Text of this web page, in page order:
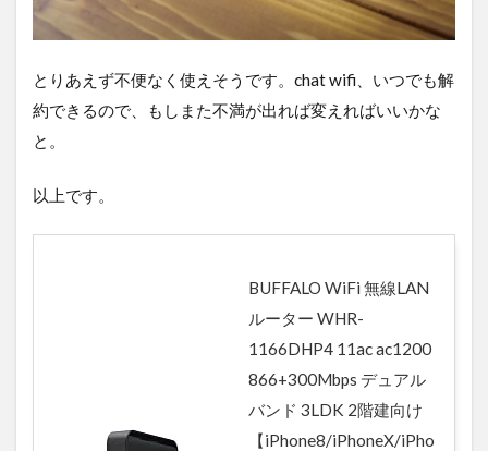
とりあえず不便なく使えそうです。chat wifi、いつでも解
約できるので、もしまた不満が出れば変えればいいかな
と。
以上です。
BUFFALO WiFi 無線LAN
ルーター WHR-
1166DHP4 11ac ac1200
866+300Mbps デュアル
バンド 3LDK 2階建向け
【iPhone8/iPhoneX/iPho